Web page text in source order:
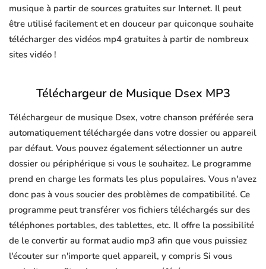
musique à partir de sources gratuites sur Internet. Il peut
être utilisé facilement et en douceur par quiconque souhaite
télécharger des vidéos mp4 gratuites à partir de nombreux
sites vidéo !
Téléchargeur de Musique Dsex MP3
Téléchargeur de musique Dsex, votre chanson préférée sera
automatiquement téléchargée dans votre dossier ou appareil
par défaut. Vous pouvez également sélectionner un autre
dossier ou périphérique si vous le souhaitez. Le programme
prend en charge les formats les plus populaires. Vous n'avez
donc pas à vous soucier des problèmes de compatibilité. Ce
programme peut transférer vos fichiers téléchargés sur des
téléphones portables, des tablettes, etc. Il offre la possibilité
de le convertir au format audio mp3 afin que vous puissiez
l'écouter sur n'importe quel appareil, y compris Si vous